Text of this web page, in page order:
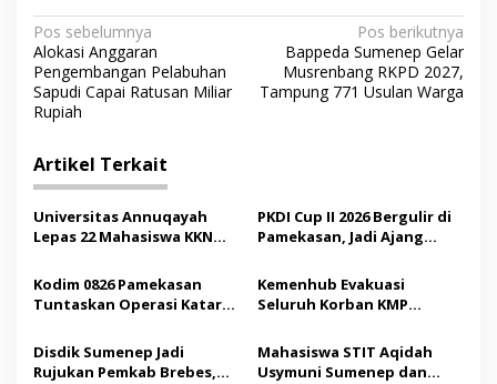
N
a
v
i
g
a
s
i
p
o
s
Pos sebelumnya
Alokasi Anggaran
Pengembangan Pelabuhan
Sapudi Capai Ratusan Miliar
Rupiah
Pos berikutnya
Bappeda Sumenep Gelar
Musrenbang RKPD 2027,
Tampung 771 Usulan Warga
Artikel Terkait
Universitas Annuqayah
Lepas 22 Mahasiswa KKN
Saudi
PKDI Cup II 2026 Bergulir di
Pamekasan, Jadi Ajang
Madura
Kodim 0826 Pamekasan
Tuntaskan Operasi Katarak
Tindakan Medis
Kemenhub Evakuasi
Seluruh Korban KMP
Operator Diaudit
Disdik Sumenep Jadi
Rujukan Pemkab Brebes,
Mahasiswa STIT Aqidah
Usymuni Sumenep dan